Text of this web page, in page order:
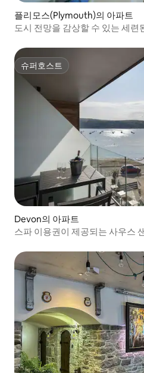
플리모스(Plymouth)의 아파트
도시 전망을 감상할 수 있는 세련
슈퍼호스트
슈퍼호스트
Devon의 아파트
스파 이용권이 제공되는 사우스